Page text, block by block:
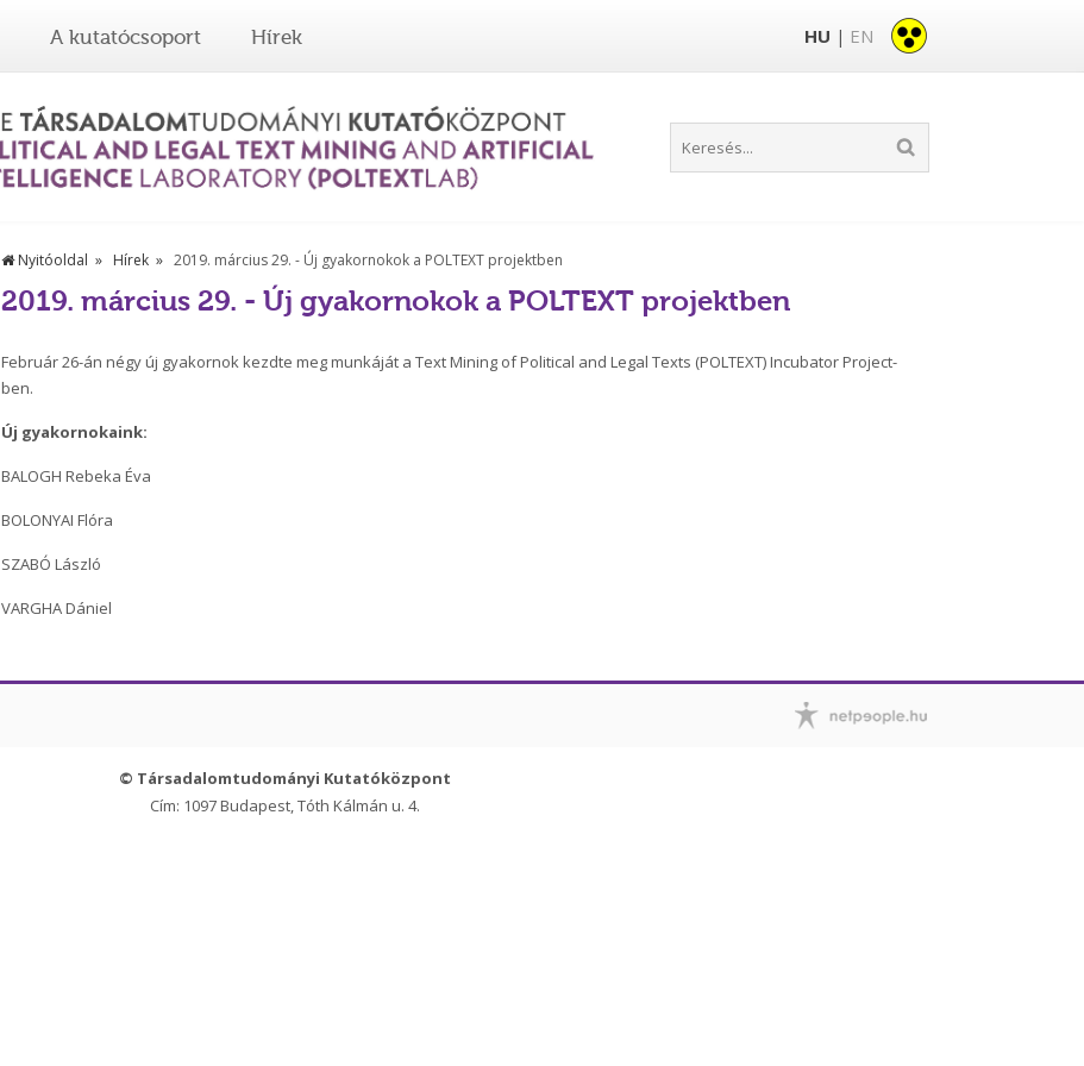
A kutatócsoport Hírek HU | EN
Nyitóoldal Hírek 2019. március 29. - Új gyakornokok a POLTEXT projektben
2019. március 29. - Új gyakornokok a POLTEXT projektben
Február 26-án négy új gyakornok kezdte meg munkáját a Text Mining of Political and Legal Texts (POLTEXT) Incubator Project-
ben.
Új gyakornokaink:
BALOGH Rebeka Éva
BOLONYAI Flóra
SZABÓ László
VARGHA Dániel
© Társadalomtudományi Kutatóközpont
Cím: 1097 Budapest, Tóth Kálmán u. 4.